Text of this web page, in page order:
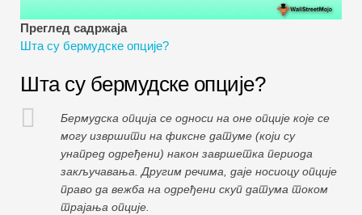
Пуни облик
Водичи за управљање ризиком
Преглед садржаја
Шта су бермудске опције?
Шта су бермудске опције?
Бермудска опција се односи на оне опције које се
могу извршити на фиксне датуме (који су
унапред одређени) након завршетка периода
закључавања. Другим речима, даје носиоцу опције
право да вежба на одређени скуп датума током
трајања опције.